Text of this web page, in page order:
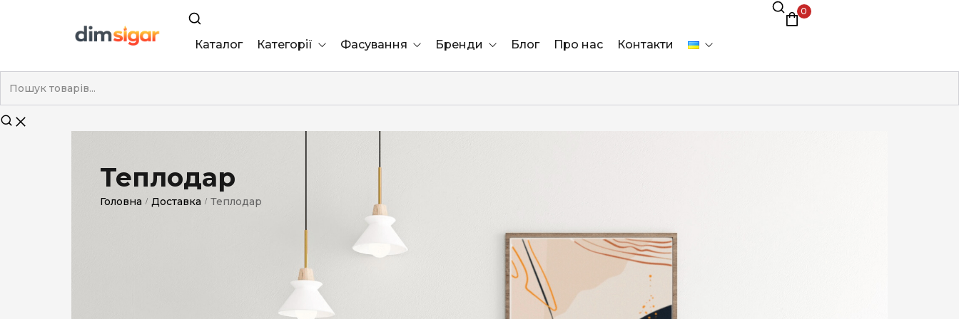
Каталог Категорії
Без фільтра
Смакові (капсула)
Фасування Бренди Блог Про нас Контакти
0
Теплодар
Головна / Доставка / Теплодар